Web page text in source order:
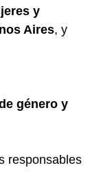
y
Aires, y
género y
responsables